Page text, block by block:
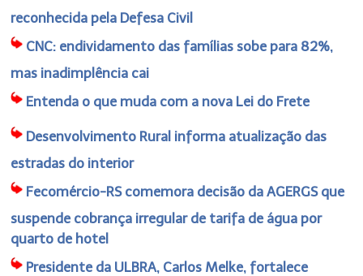
reconhecida pela Defesa Civil
CNC: endividamento das famílias sobe para 82%,
mas inadimplência cai
Entenda o que muda com a nova Lei do Frete
Desenvolvimento Rural informa atualização das
estradas do interior
Fecomércio-RS comemora decisão da AGERGS que
suspende cobrança irregular de tarifa de água por
quarto de hotel
Presidente da ULBRA, Carlos Melke, fortalece